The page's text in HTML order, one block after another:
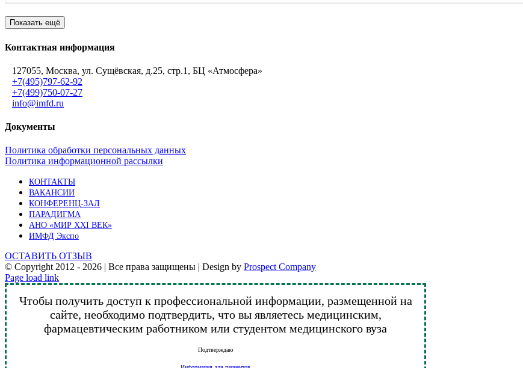
Показать ещё
Контактная информация
127055, Москва, ул. Сущёвская, д.25, стр.1, БЦ «Атмосфера»
+7(495)797-62-92
+7(499)750-07-27
info@imfd.ru
Документы
Политика обработки персональных данных
Политика информационной рассылки
КОНТАКТЫ
ВАКАНСИИ
КОНФЕРЕНЦ-ЗАЛ
ПАРАДИГМА
АНО «МИР XXI ВЕК»
ИМФД Экспо
ОСТАВИТЬ ОТЗЫВ
© Copyright 2012 - 2026 | Все права защищены | Design by Prospect Company
Vk
Telegram
YouTube
Email
Page load link
Чтобы получить доступ к профессиональной информации, размещенной на
сайте, необходимо подтвердить, что вы являетесь медицинским,
фармацевтическим работником или студентом медицинского вуза
Подтверждаю